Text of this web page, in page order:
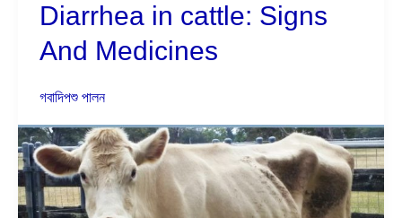
Diarrhea in cattle: Signs
And Medicines
গবাদিপশু পালন
Diarrhea
cattle:
Signs
Medicines